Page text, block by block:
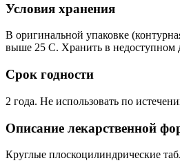
Условия хранения
В оригинальной упаковке
выше 25 С. Хранить в недоступном
Срок годности
2 года. Не использовать по
Описание лекарственной
Круглые плоскоцилиндрические